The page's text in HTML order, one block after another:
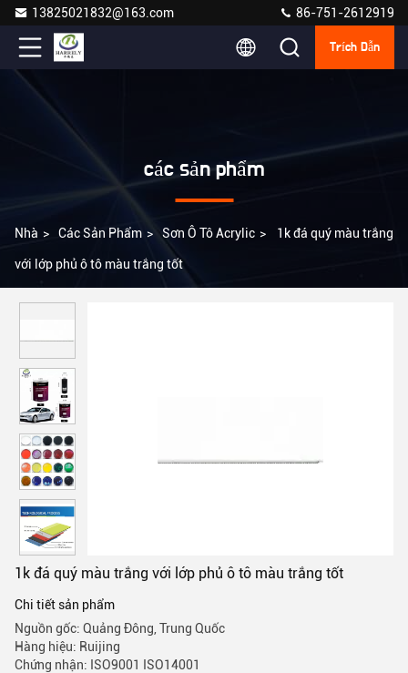
13825021832@163.com 86-751-2612919
Trích Dẫn
các sản phẩm
Nhà > Các Sản Phẩm > Sơn Ô Tô Acrylic > 1k đá quý màu trắng
với lớp phủ ô tô màu trắng tốt
1k đá quý màu trắng với lớp phủ ô tô màu trắng tốt
Chi tiết sản phẩm
Nguồn gốc: Quảng Đông, Trung Quốc
Hàng hiệu: Ruijing
Chứng nhận: ISO9001 ISO14001